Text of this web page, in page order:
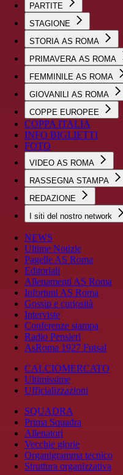
PARTITE
STAGIONE
STORIA AS ROMA
PRIMAVERA AS ROMA
FEMMINILE AS ROMA
GIOVANILI AS ROMA
COPPE EUROPEE
COPPA ITALIA
INFO BIGLIETTI
FOTO
VIDEO AS ROMA
RASSEGNA STAMPA
REDAZIONE
I siti del nostro network
NEWS
Ultime Notizie
Pagelle AS Roma
Editoriali
Allenamenti AS Roma
Infortuni AS Roma
Gossip e curiosità
Interviste
Conferenze stampa
Radio Pensieri
AsRoma 1927 Futsal
CALCIOMERCATO
Ultimissime
Ufficializzazioni
SQUADRA
Prima Squadra
Allenatori
Vecchie glorie
Organigramma tecnico
Struttura organizzativa